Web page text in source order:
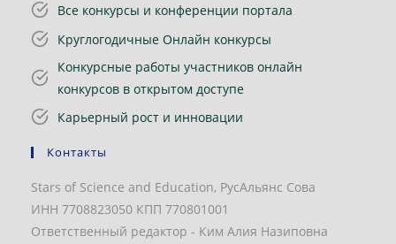
Все конкурсы и конференции портала
Круглогодичные Онлайн конкурсы
Конкурсные работы участников онлайн
конкурсов в открытом доступе
Карьерный рост и инновации
Контакты
Stars of Science and Education, РусАльянс Сова
ИНН 7708823050 КПП 770801001
Ответственный редактор - Ким Алия Назиповна